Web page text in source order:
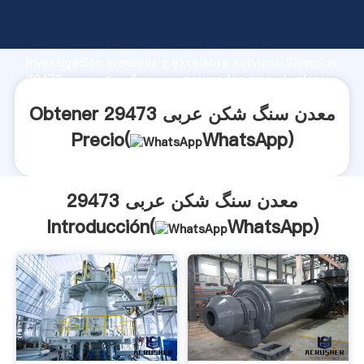
fuerte capacidad de producción, fuerza de
معدن سنگ شکن عربی 29473 proveedor crea el valor y
Obtener معدن سنگ شکن عربی 29473
Precio(
WhatsApp)
معدن سنگ شکن عربی 29473
Introducción(
WhatsApp)